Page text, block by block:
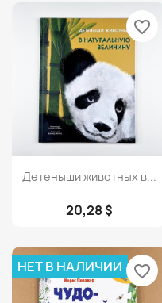
Просмотр
Детеныши животных в...
20,28 $
favorite_border
НЕТ В НАЛИЧИИ favorite_border